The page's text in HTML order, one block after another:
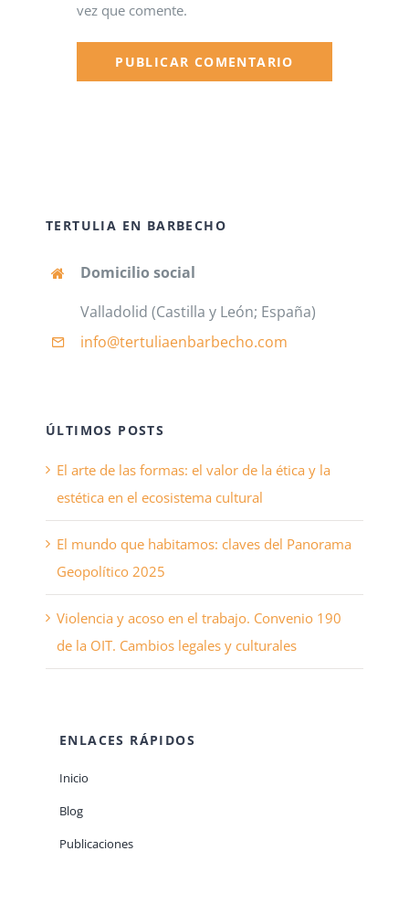
vez que comente.
TERTULIA EN BARBECHO
Domicilio social
Valladolid (Castilla y León; España)
info@tertuliaenbarbecho.com
ÚLTIMOS POSTS
El arte de las formas: el valor de la ética y la
estética en el ecosistema cultural
El mundo que habitamos: claves del Panorama
Geopolítico 2025
Violencia y acoso en el trabajo. Convenio 190
de la OIT. Cambios legales y culturales
ENLACES RÁPIDOS
Inicio
Blog
Publicaciones